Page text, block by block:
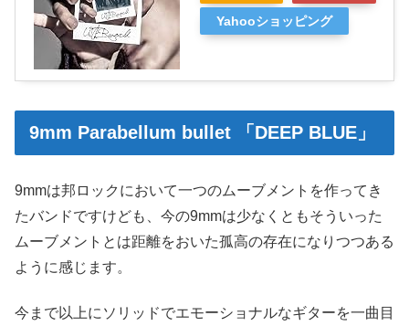
Yahooショッピング
9mm Parabellum bullet 「DEEP BLUE」
9mmは邦ロックにおいて一つのムーブメントを作ってき
たバンドですけども、今の9mmは少なくともそういった
ムーブメントとは距離をおいた孤高の存在になりつつある
ように感じます。
今まで以上にソリッドでエモーショナルなギターを一曲目